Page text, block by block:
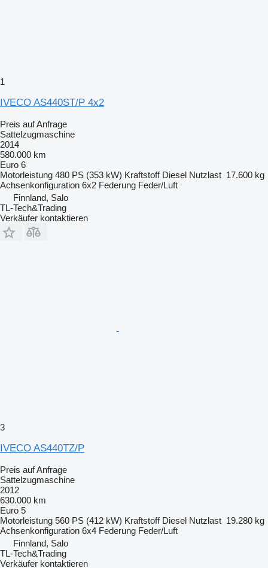
1
IVECO AS440ST/P 4x2
Preis auf Anfrage
Sattelzugmaschine
2014
580.000 km
Euro 6
Motorleistung 480 PS (353 kW) Kraftstoff Diesel Nutzlast 17.600 kg
Achsenkonfiguration 6x2 Federung Feder/Luft
Finnland, Salo
TL-Tech&Trading
Verkäufer kontaktieren
3
IVECO AS440TZ/P
Preis auf Anfrage
Sattelzugmaschine
2012
630.000 km
Euro 5
Motorleistung 560 PS (412 kW) Kraftstoff Diesel Nutzlast 19.280 kg
Achsenkonfiguration 6x4 Federung Feder/Luft
Finnland, Salo
TL-Tech&Trading
Verkäufer kontaktieren